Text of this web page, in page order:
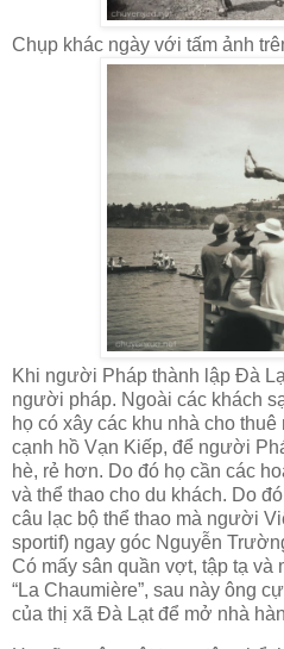
Chụp khác ngày với tấm ảnh
Khi người Pháp thành lập Đà
người pháp. Ngoài các khách
họ có xây các khu nhà cho
cạnh hồ Vạn Kiếp, để người
hè, rẻ hơn. Do đó họ cần các
và thể thao cho du khách. Do
câu lạc bộ thể thao mà người
sportif) ngay góc Nguyễn
Có mấy sân quần vợt, tập tạ và
“La Chaumière”, sau này ông
của thị xã Đà Lạt để mở nhà